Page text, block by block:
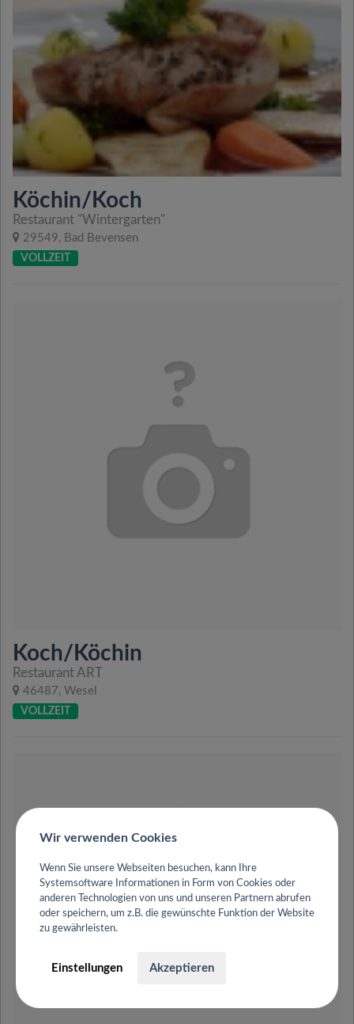
Köchin/Koch
Restaurant "Wintergarten"
29549, Bad Bevensen
VOLLZEIT
Koch/Köchin
Restaurant ART
46487, Wesel
VOLLZEIT
Wir verwenden Cookies
Wenn Sie unsere Webseiten besuchen, kann Ihre
Systemsoftware Informationen in Form von Cookies oder
anderen Technologien von uns und unseren Partnern abrufen
oder speichern, um z.B. die gewünschte Funktion der Website
zu gewährleisten.
Einstellungen Akzeptieren